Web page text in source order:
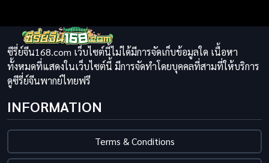
ซีรี่ย์จีน168.com เว็บไซต์นี้ไม่ได้มีการจัดเก็บข้อมูลใด เนื้อหา
ทั้งหมดที่แสดงในเว็บไซต์นี้ มีการจัดทำโดยบุคคลที่สามที่ให้บริการ
ดูซีรี่ย์จีนพากย์ไทยฟรี
INFORMATION
Terms & Conditions